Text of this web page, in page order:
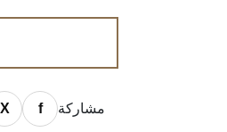
مشاركة